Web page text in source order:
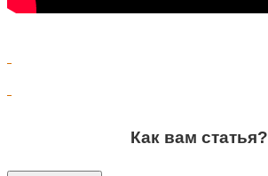
Как вам статья?